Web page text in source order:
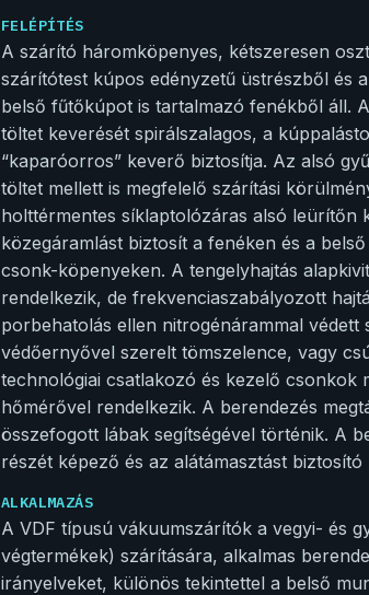
FELÉPÍTÉS
A szárító háromköpenyes, kétszeresen
szárítótest kúpos edényzetű üstrészből és
belső fűtőkúpot is tartalmazó fenékből áll.
töltet keverését spirálszalagos, a
“kaparóorros” keverő biztosítja. Az alsó
töltet mellett is megfelelő szárítási
holttérmentes síklaptolózáras alsó
közegáramlást biztosít a fenéken és a
csonk-köpenyeken. A tengelyhajtás
rendelkezik, de frekvenciaszabályozott
porbehatolás ellen nitrogénárammal
védőernyővel szerelt tömszelence, vagy
technológiai csatlakozó és kezelő
hőmérővel rendelkezik. A berendezés
összefogott lábak segítségével történik. A
részét képező és az alátámasztást
ALKALMAZÁS
A VDF típusú vákuumszárítók a vegyi- és
végtermékek) szárítására, alkalmas
irányelveket, különös tekintettel a belső